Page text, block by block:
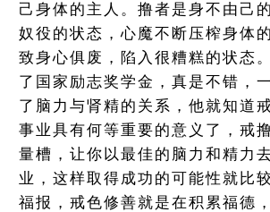
己身体的主人。撸者是身不由己
奴役的状态，心魔不断压榨身体
致身心俱废，陷入很糟糕的状态
了国家励志奖学金，真是不错，
了脑力与肾精的关系，他就知道
事业具有何等重要的意义了，戒
量槽，让你以最佳的脑力和精力
业，这样取得成功的可能性就比
福报，戒色修善就是在积累福德